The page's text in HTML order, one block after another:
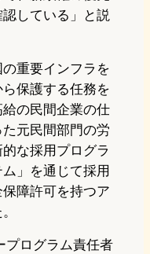
している」と説
重要インフラを
保護する任務を
の民間企業の仕
元民間部門の労
な採用プログラ
」を通じて採用
障許可を持つア
プログラム責任者